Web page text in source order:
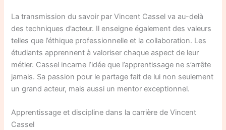
La transmission du savoir par Vincent Cassel va au-delà
des techniques d’acteur. Il enseigne également des valeurs
telles que l’éthique professionnelle et la collaboration. Les
étudiants apprennent à valoriser chaque aspect de leur
métier. Cassel incarne l’idée que l’apprentissage ne s’arrête
jamais. Sa passion pour le partage fait de lui non seulement
un grand acteur, mais aussi un mentor exceptionnel.
Apprentissage et discipline dans la carrière de Vincent
Cassel